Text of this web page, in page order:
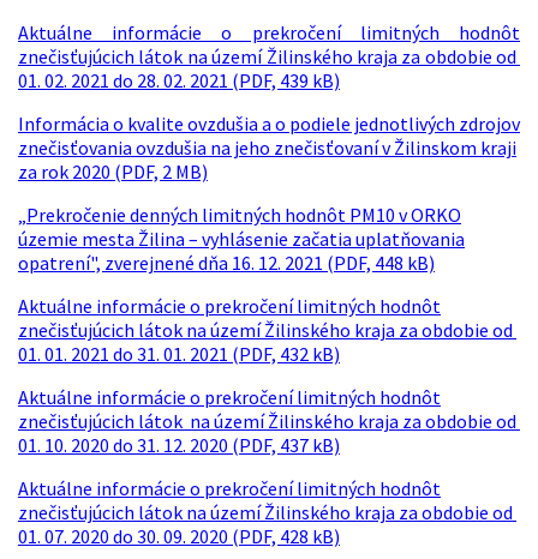
Aktuálne informácie o prekročení limitných hodnôt
znečisťujúcich látok na území Žilinského kraja za obdobie od
01. 02. 2021 do 28. 02. 2021 (PDF, 439 kB)
Informácia o kvalite ovzdušia a o podiele jednotlivých zdrojov
znečisťovania ovzdušia na jeho znečisťovaní v Žilinskom kraji
za rok 2020 (PDF, 2 MB)
„Prekročenie denných limitných hodnôt PM10 v ORKO
územie mesta Žilina – vyhlásenie začatia uplatňovania
opatrení", zverejnené dňa 16. 12. 2021 (PDF, 448 kB)
Aktuálne informácie o prekročení limitných hodnôt
znečisťujúcich látok na území Žilinského kraja za obdobie od
01. 01. 2021 do 31. 01. 2021 (PDF, 432 kB)
Aktuálne informácie o prekročení limitných hodnôt
znečisťujúcich látok na území Žilinského kraja za obdobie od
01. 10. 2020 do 31. 12. 2020 (PDF, 437 kB)
Aktuálne informácie o prekročení limitných hodnôt
znečisťujúcich látok na území Žilinského kraja za obdobie od
01. 07. 2020 do 30. 09. 2020 (PDF, 428 kB)